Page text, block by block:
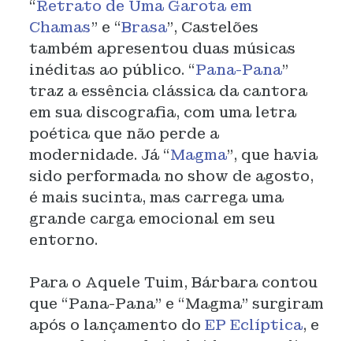
“Retrato de Uma Garota em
Chamas” e “Brasa”, Castelões
também apresentou duas músicas
inéditas ao público. “Pana-Pana”
traz a essência clássica da cantora
em sua discografia, com uma letra
poética que não perde a
modernidade. Já “Magma”, que havia
sido performada no show de agosto,
é mais sucinta, mas carrega uma
grande carga emocional em seu
entorno.
Para o Aquele Tuim, Bárbara contou
que “Pana-Pana” e “Magma” surgiram
após o lançamento do EP Eclíptica, e